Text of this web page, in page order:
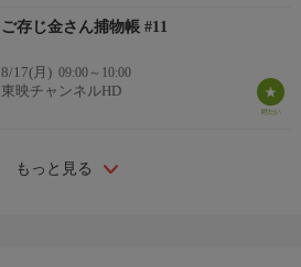
ご存じ金さん捕物帳 #11
8/17(月) 09:00～10:00
東映チャンネルHD
もっと見る